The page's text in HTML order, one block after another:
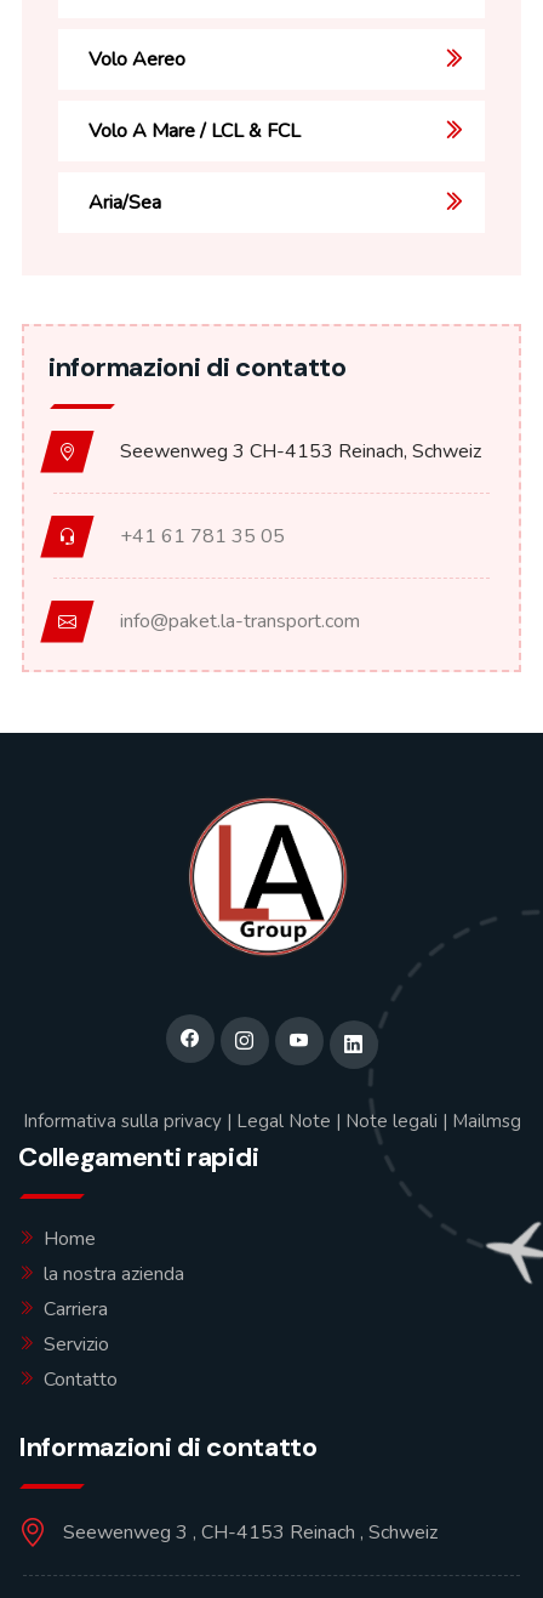
Volo Aereo
Volo A Mare / LCL & FCL
Aria/Sea
informazioni di contatto
Seewenweg 3 CH-4153 Reinach, Schweiz
+41 61 781 35 05
info@paket.la-transport.com
Informativa sulla privacy| Legal Note | Note legali | Mailmsg
Collegamenti rapidi
Home
la nostra azienda
Carriera
Servizio
Contatto
Informazioni di contatto
Seewenweg 3 , CH-4153 Reinach , Schweiz